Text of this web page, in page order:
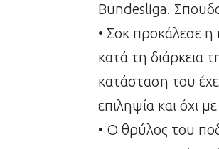
Bundesliga.
• Σοκ προκάλεσε
κατά τη διάρκεια
κατάσταση του
επιληψία και όχι
• Ο θρύλος του